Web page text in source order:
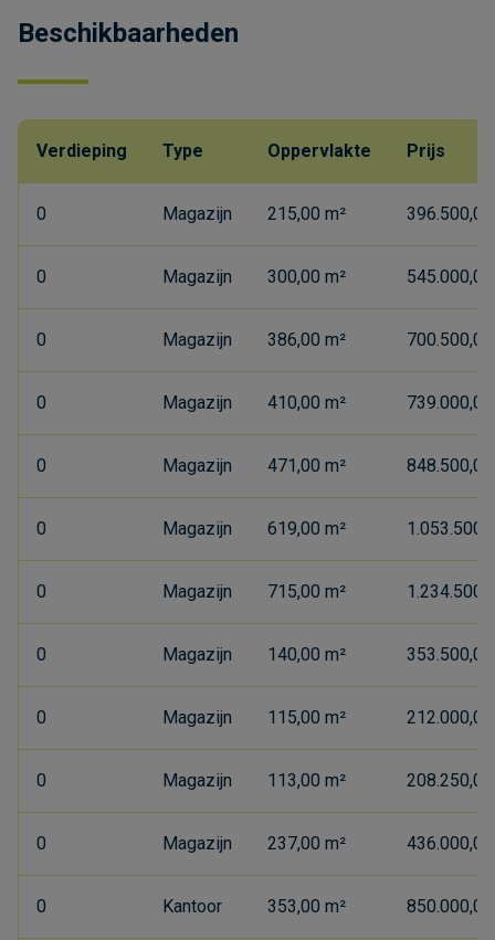
Beschikbaarheden
Verdieping Type Oppervlakte Prijs
0 Magazijn 215,00 m²
0 Magazijn 300,00 m²
0 Magazijn 386,00 m²
0 Magazijn 410,00 m²
0 Magazijn 471,00 m²
0 Magazijn 619,00 m²
0 Magazijn 715,00 m²
0 Magazijn 140,00 m²
0 Magazijn 115,00 m²
0 Magazijn 113,00 m²
0 Magazijn 237,00 m²
0 Kantoor 353,00 m²